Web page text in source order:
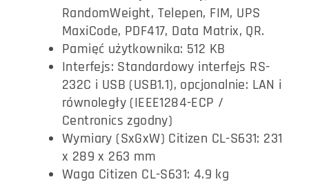
RandomWeight, Telepen, FIM, UPS
MaxiCode, PDF417, Data Matrix, QR.
Pamięć użytkownika: 512 KB
Interfejs: Standardowy interfejs RS-
232C i USB (USB1.1), opcjonalnie: LAN i
równoległy (IEEE1284-ECP /
Centronics zgodny)
Wymiary (SxGxW) Citizen CL-S631: 231
x 289 x 263 mm
Waga Citizen CL-S631: 4.9 kg